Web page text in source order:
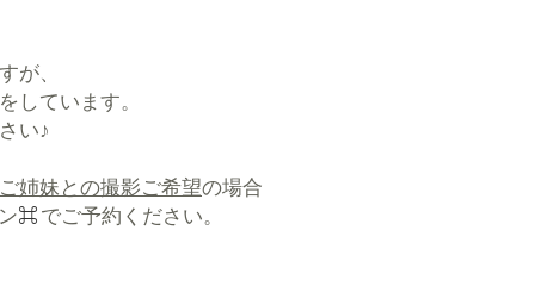
が、
しています。
い♪
姉妹との撮影ご希望の場合
⌘​でご予約ください。​​